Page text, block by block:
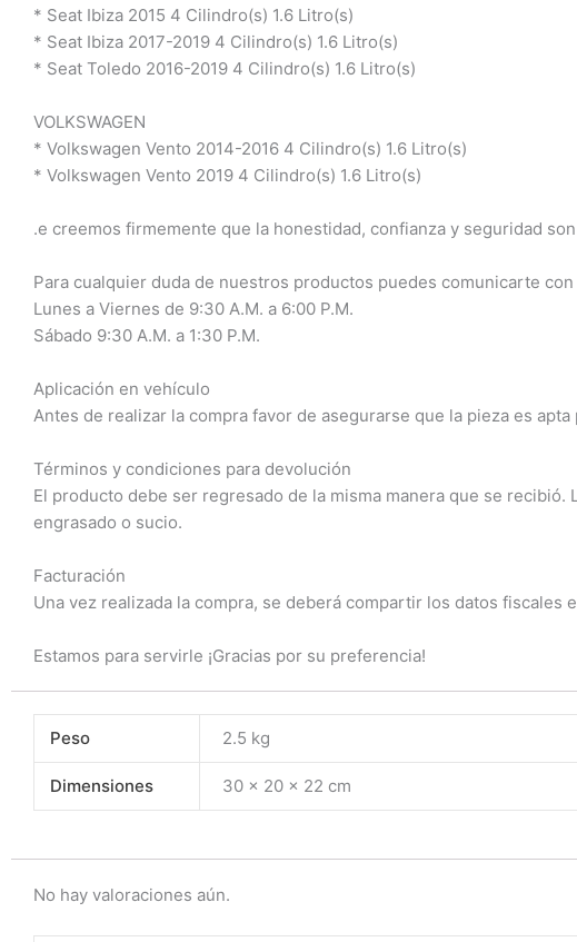
* Seat Ibiza 2015 4 Cilindro(s) 1.6 Litro(s)
* Seat Ibiza 2017-2019 4 Cilindro(s) 1.6 Litro(s)
* Seat Toledo 2016-2019 4 Cilindro(s) 1.6 Litro(s)
VOLKSWAGEN
* Volkswagen Vento 2014-2016 4 Cilindro(s) 1.6 Litro(s)
* Volkswagen Vento 2019 4 Cilindro(s) 1.6 Litro(s)
.e creemos firmemente que la honestidad, confianza y seguridad
Para cualquier duda de nuestros productos puedes comunicarte
Lunes a Viernes de 9:30 A.M. a 6:00 P.M.
Sábado 9:30 A.M. a 1:30 P.M.
Aplicación en vehículo
Antes de realizar la compra favor de asegurarse que la pieza es
Términos y condiciones para devolución
El producto debe ser regresado de la misma manera que se
engrasado o sucio.
Facturación
Una vez realizada la compra, se deberá compartir los datos fiscales
Estamos para servirle ¡Gracias por su preferencia!
Peso 2.5 kg
Dimensiones 30 × 20 × 22 cm
No hay valoraciones aún.